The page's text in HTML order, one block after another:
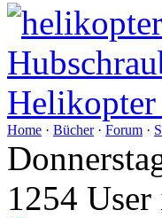
Home · Bücher· Forum ·
1254